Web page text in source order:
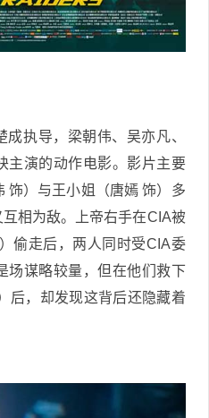
成执导，梁朝伟、吴亦凡、
主演的动作电影。影片主要
饰）与王小姐（唐嫣 饰）多
相为敌。上帝右手在CIA被
偷走后，两人同时受CIA委
场谋略较量，但在他们救下
后，却发现这背后还隐藏着